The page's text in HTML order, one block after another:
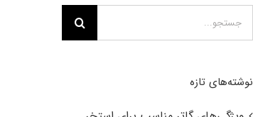
برای:
نوشته‌های تازه